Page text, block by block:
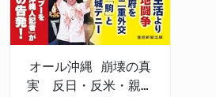
オール沖縄 崩壊の真
実 反日・反米・親中